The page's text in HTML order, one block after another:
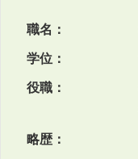
職名：
学位：
役職：
略歴：